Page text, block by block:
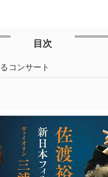
目次
コンサート